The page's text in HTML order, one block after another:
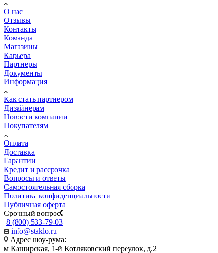
О нас
Отзывы
Контакты
Команда
Магазины
Карьера
Партнеры
Документы
Информация
Как стать партнером
Дизайнерам
Новости компании
Покупателям
Оплата
Доставка
Гарантии
Кредит и рассрочка
Вопросы и ответы
Самостоятельная сборка
Политика конфиденциальности
Публичная оферта
Срочный вопрос
8 (800) 533-79-03
info@staklo.ru
Адрес шоу-рума:
м Каширская, 1-й Котляковский переулок, д.2